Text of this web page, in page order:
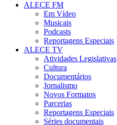
ALECE FM
Em Vídeo
Musicais
Podcasts
Reportagens Especiais
ALECE TV
Atividades Legislativas
Cultura
Documentários
Jornalismo
Novos Formatos
Parcerias
Reportagens Especiais
Séries documentais